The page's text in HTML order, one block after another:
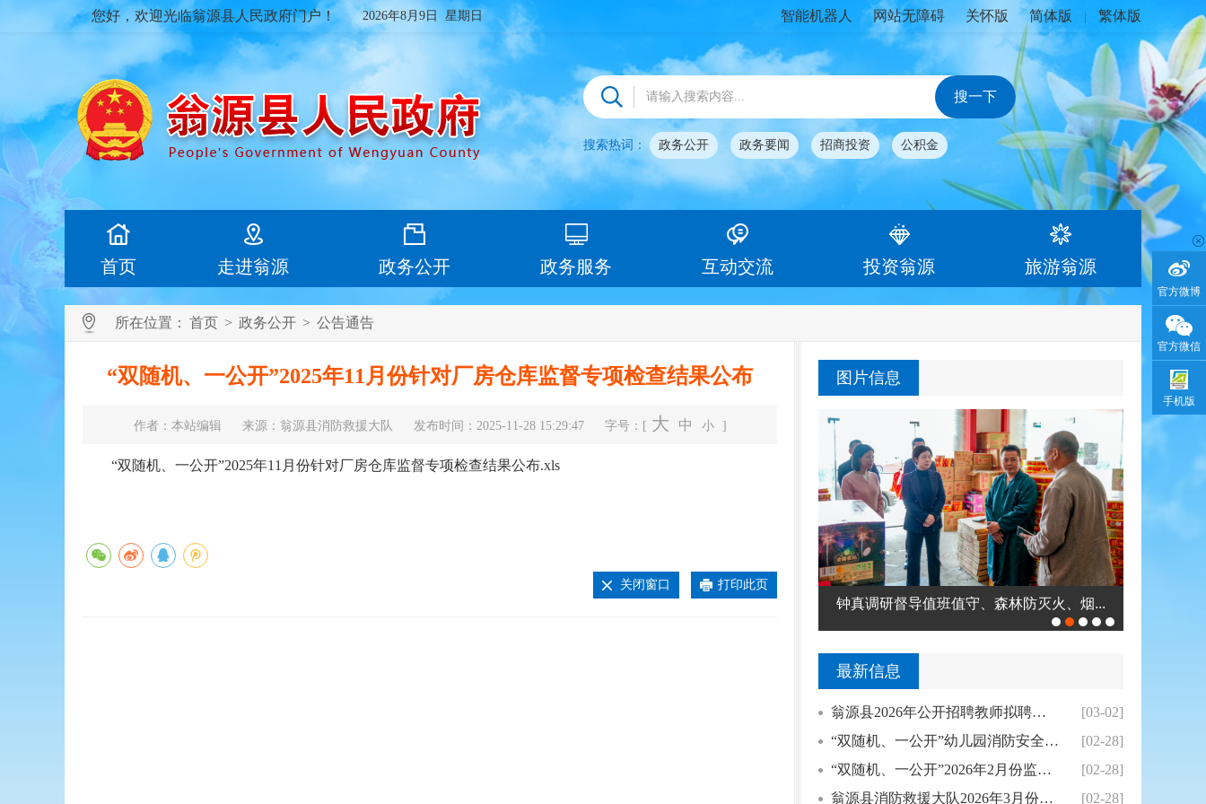
官方微博
官方微信
手机版
您好，欢迎光临翁源县人民政府门户！ 2026年8月9日 星期日 智能机器人 网站无障碍 关怀版 简体版 繁体版
搜索热词： 政务公开 政务要闻 招商投资 公积金
首页 走进翁源 政务公开 政务服务 互动交流 投资翁源 旅游翁源
所在位置： 首页 > 政务公开 > 公告通告
“双随机、一公开”2025年11月份针对厂房仓库监督专项检查结果公布
作者：本站编辑 来源：翁源县消防救援大队 发布时间：2025-11-28 15:29:47 字号：[ 大 中 小 ]
“双随机、一公开”2025年11月份针对厂房仓库监督专项检查结果公布.xls
关闭窗口 打印此页
图片信息
翁源县高质量发展大会召开 钟真调研督导值班值守、森林防灭火、烟...
最新信息
翁源县2026年公开招聘教师拟聘用人员公示（...
[03-02]
“双随机、一公开”幼儿园消防安全专项整治2月...
[02-28]
“双随机、一公开”2026年2月份监督抽查结...
[02-28]
翁源县消防救援大队2026年3月份县级“双随...
[02-28]